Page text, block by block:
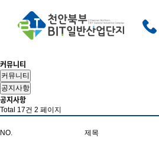
커뮤니티
커뮤니티
공지사항
공지사항
Total 17건 2 페이지
NO. 제목